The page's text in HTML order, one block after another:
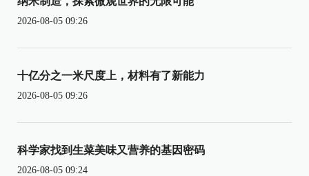
2026-08-05 09:26
十亿分之一米尺度上，材料有了新能力
2026-08-05 09:26
科学家找到生菜美味又营养的基因密码
2026-08-05 09:24